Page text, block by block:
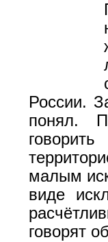
России.
понял.
малым
виде
говорят